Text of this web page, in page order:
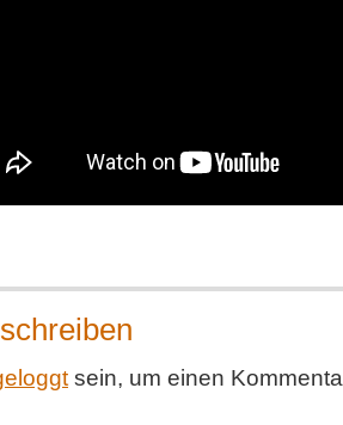
sein, um einen